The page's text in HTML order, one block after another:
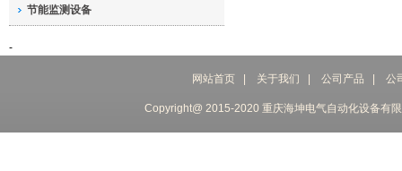
节能监测设备
-
网站首页 关于我们 公司产品 公
Copyright@ 2015-2020 重庆海坤电气自动化设备有